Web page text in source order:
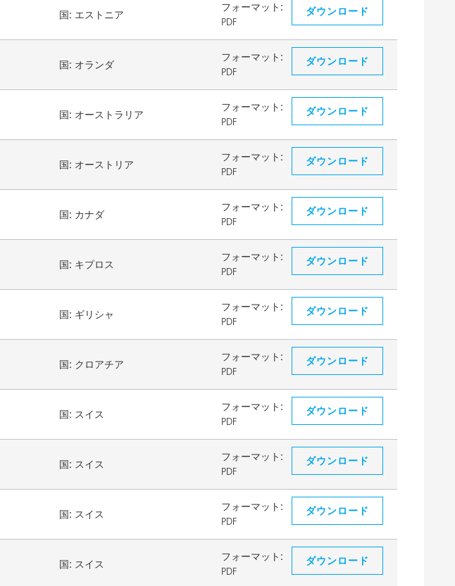
国: エストニア
フォーマット:
PDF
ダウンロード
国: オランダ
フォーマット:
PDF
ダウンロード
国: オーストラリア
フォーマット:
PDF
ダウンロード
国: オーストリア
フォーマット:
PDF
ダウンロード
国: カナダ
フォーマット:
PDF
ダウンロード
国: キプロス
フォーマット:
PDF
ダウンロード
国: ギリシャ
フォーマット:
PDF
ダウンロード
国: クロアチア
フォーマット:
PDF
ダウンロード
国: スイス
フォーマット:
PDF
ダウンロード
国: スイス
フォーマット:
PDF
ダウンロード
国: スイス
フォーマット:
PDF
ダウンロード
国: スイス
フォーマット:
PDF
ダウンロード